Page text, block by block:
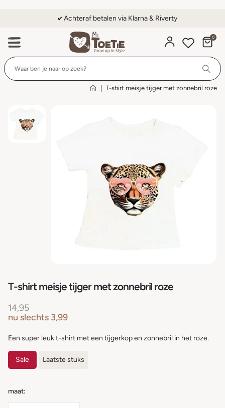
Achteraf betalen via Klarna & Riverty
0
T-shirt meisje tijger met zonnebril roze
T-shirt meisje tijger met zonnebril roze
14,95
nu slechts 3,99
Een super leuk t-shirt met een tijgerkop en zonnebril in het roze.
Sale Laatste stuks
maat